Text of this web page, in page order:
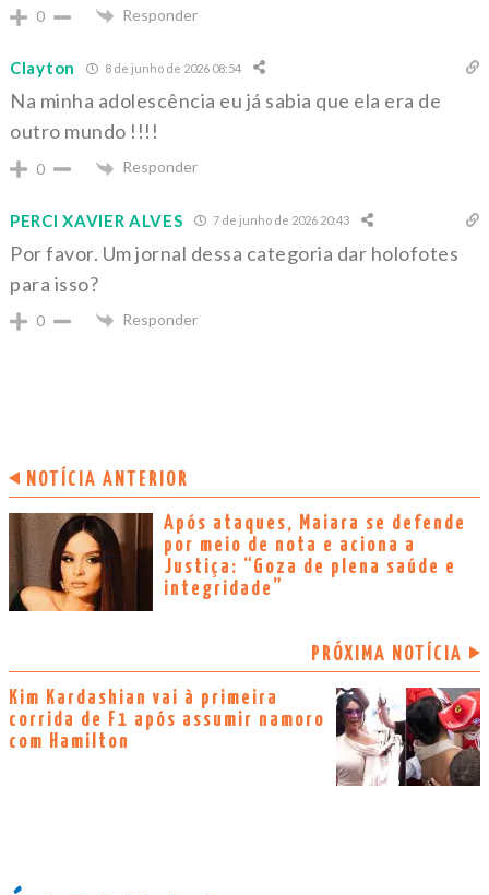
0 Responder
Clayton 8 de junho de 2026 08:54
Na minha adolescência eu já sabia que ela era de
outro mundo !!!!
0 Responder
PERCI XAVIER ALVES 7 de junho de 2026 20:43
Por favor. Um jornal dessa categoria dar holofotes
para isso?
0 Responder
NOTÍCIA ANTERIOR
Após ataques, Maiara se defende
por meio de nota e aciona a
Justiça: “Goza de plena saúde e
integridade”
PRÓXIMA NOTÍCIA
Kim Kardashian vai à primeira
corrida de F1 após assumir namoro
com Hamilton